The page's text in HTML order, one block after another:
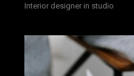
Interior designer in studio